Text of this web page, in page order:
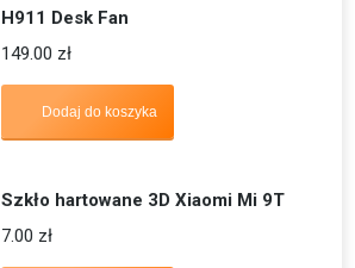
H911 Desk Fan
149.00 zł
Dodaj do koszyka
Szkło hartowane 3D Xiaomi Mi 9T
7.00 zł